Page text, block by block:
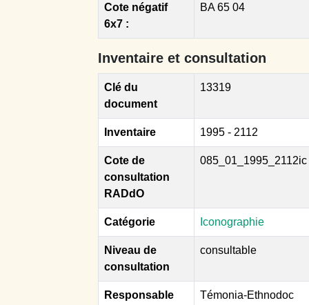
Cote négatif
6x7 :
BA 65 04
Inventaire et consultation
Clé du
document
13319
Inventaire 1995 - 2112
Cote de
consultation
RADdO
085_01_1995_2112ic
Catégorie Iconographie
Niveau de
consultation
consultable
Responsable
Témonia-Ethnodoc